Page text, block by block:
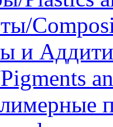
и